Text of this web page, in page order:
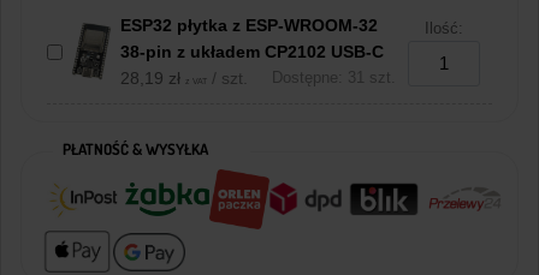
ESP32 płytka z ESP-WROOM-32
38-pin z układem CP2102 USB-C
28,19 zł z VAT / szt. Dostępne: 31 szt.
Ilość:
PŁATNOŚĆ & WYSYŁKA